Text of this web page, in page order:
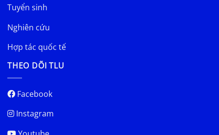
Tuyển sinh
Nghiên cứu
Hợp tác quốc tế
THEO DÕI TLU
Facebook
Instagram